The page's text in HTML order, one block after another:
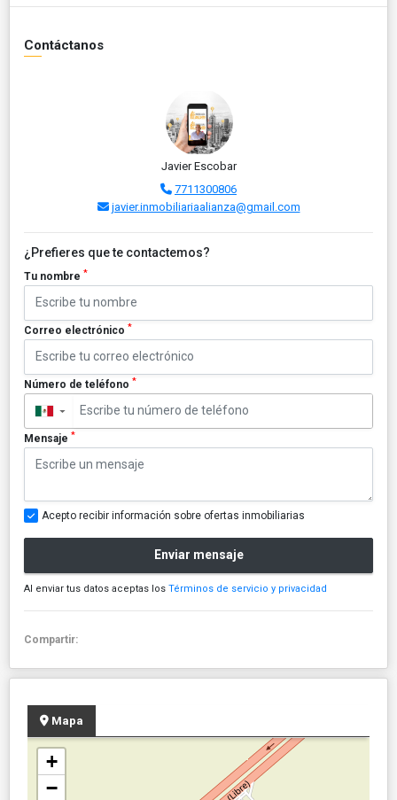
Contáctanos
Javier Escobar
7711300806
javier.inmobiliariaalianza@gmail.com
¿Prefieres que te contactemos?
Tu nombre *
Correo electrónico *
Número de teléfono *
▼
Mensaje *
Acepto recibir información sobre ofertas inmobiliarias
Enviar mensaje
Al enviar tus datos aceptas los Términos de servicio y privacidad
Compartir:
Mapa
+
−